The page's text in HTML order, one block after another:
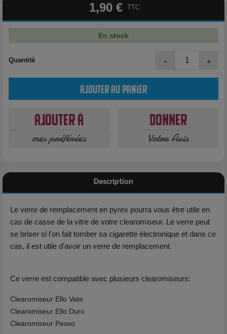
1,90 € TTC
En stock
Quantité - +
Ajouter au panier
Ajouter à
mes préférées
Donner
Votre Avis
Description
Le verre de remplacement en pyrex pourra vous être utile en
cas de casse de la vitre de votre clearomiseur. Le verre peut
se briser si l'on fait tomber sa cigarette électronique et dans ce
cas, il est utile d'avoir un verre de remplacement.
Ce verre est compatible avec plusieurs clearomiseurs:
Clearomiseur Ello Vate
Clearomiseur Ello Duro
Clearomiseur Pesso